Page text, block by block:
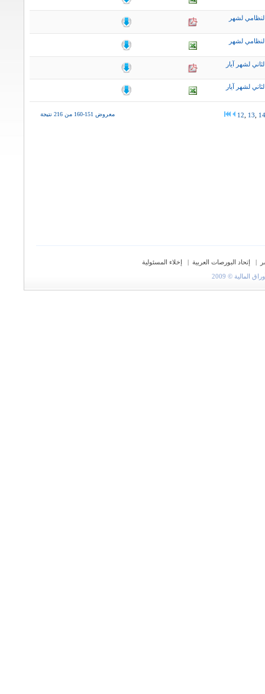
لشهر
لشهر
لشهر آيار
لشهر آيار
معروض 151-160 من 216 نتيجة 12 13 14
| إتحاد البورصات العربية |
إخلاء المسئولية
© 2009